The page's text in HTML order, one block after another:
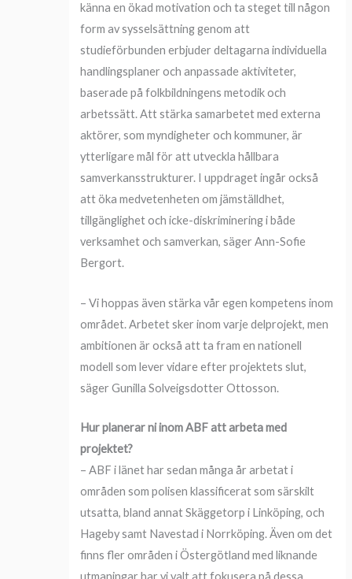
känna en ökad motivation och ta steget till någon
form av sysselsättning genom att
studieförbunden erbjuder deltagarna individuella
handlingsplaner och anpassade aktiviteter,
baserade på folkbildningens metodik och
arbetssätt. Att stärka samarbetet med externa
aktörer, som myndigheter och kommuner, är
ytterligare mål för att utveckla hållbara
samverkansstrukturer. I uppdraget ingår också
att öka medvetenheten om jämställdhet,
tillgänglighet och icke-diskriminering i både
verksamhet och samverkan, säger Ann-Sofie
Bergort.
– Vi hoppas även stärka vår egen kompetens inom
området. Arbetet sker inom varje delprojekt, men
ambitionen är också att ta fram en nationell
modell som lever vidare efter projektets slut,
säger Gunilla Solveigsdotter Ottosson.
Hur planerar ni inom ABF att arbeta med
projektet?
– ABF i länet har sedan många år arbetat i
områden som polisen klassificerat som särskilt
utsatta, bland annat Skäggetorp i Linköping, och
Hageby samt Navestad i Norrköping. Även om det
finns fler områden i Östergötland med liknande
utmaningar har vi valt att fokusera på dessa